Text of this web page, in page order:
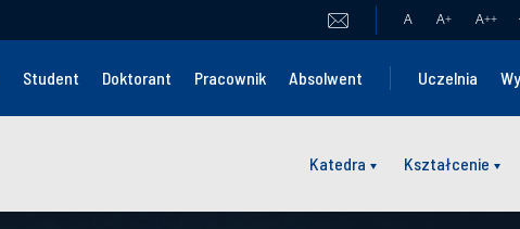
A A+ A++
Student Doktorant Pracownik Absolwent Uczelnia
Katedra Kształcenie